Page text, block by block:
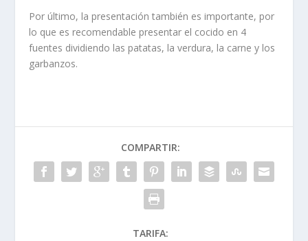
Por último, la presentación también es importante, por
lo que es recomendable presentar el cocido en 4
fuentes dividiendo las patatas, la verdura, la carne y los
garbanzos.
COMPARTIR:
TARIFA: